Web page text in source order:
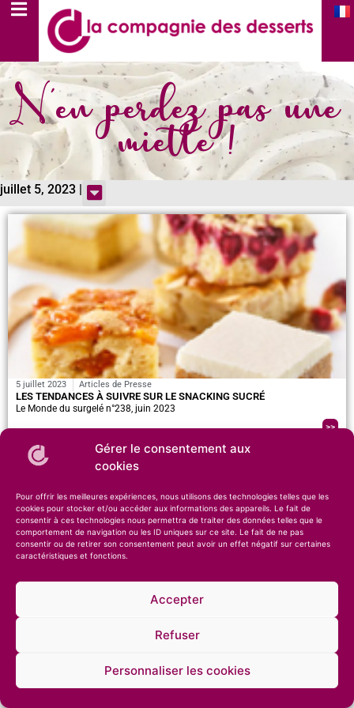
Gérer le consentement aux
cookies
Pour offrir les meilleures expériences, nous utilisons des technologies telles que les
cookies pour stocker et/ou accéder aux informations des appareils. Le fait de
consentir à ces technologies nous permettra de traiter des données telles que le
comportement de navigation ou les ID uniques sur ce site. Le fait de ne pas
consentir ou de retirer son consentement peut avoir un effet négatif sur certaines
caractéristiques et fonctions.
Accepter
Refuser
Personnaliser les cookies
N'en perdez pas une
miette !
juillet 5, 2023 |
5 juillet 2023 Articles de Presse
LES TENDANCES À SUIVRE SUR LE SNACKING SUCRÉ
Le Monde du surgelé n°238, juin 2023
>>
pâtisseries •